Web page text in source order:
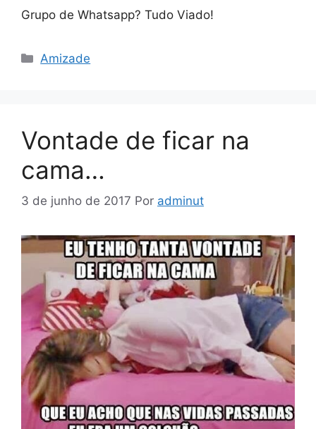
Grupo de Whatsapp? Tudo Viado!
Categorias
Amizade
Vontade de ficar na
cama…
3 de junho de 2017 Por adminut